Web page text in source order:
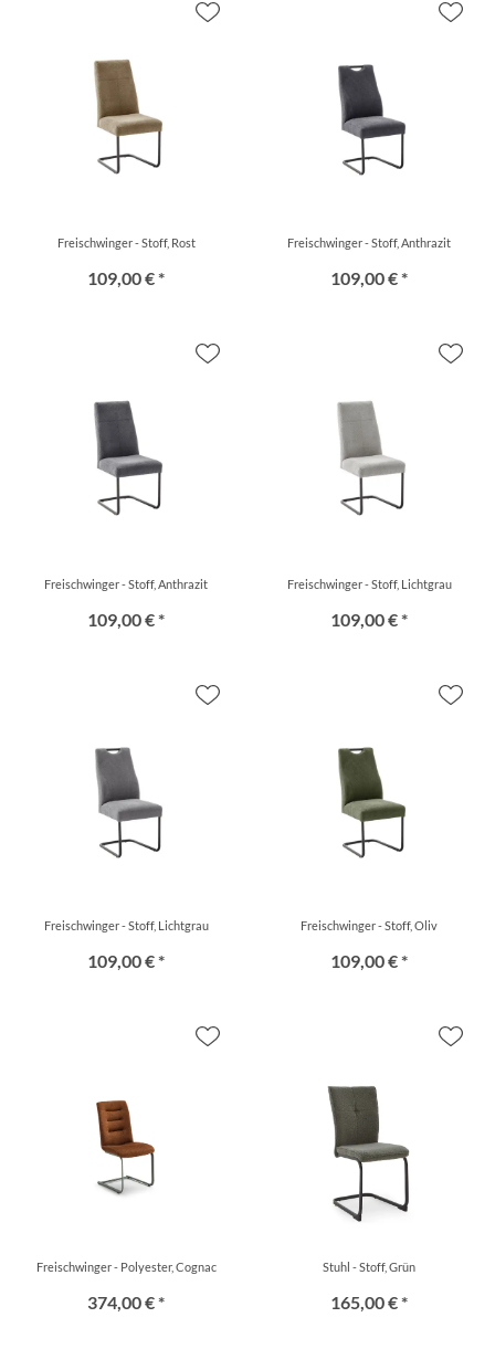
Freischwinger - Stoff, Rost
109,00 € *
Freischwinger - Stoff, Anthrazit
109,00 € *
Freischwinger - Stoff, Anthrazit
109,00 € *
Freischwinger - Stoff, Lichtgrau
109,00 € *
Freischwinger - Stoff, Lichtgrau
109,00 € *
Freischwinger - Stoff, Oliv
109,00 € *
Freischwinger - Polyester, Cognac
374,00 € *
Stuhl - Stoff, Grün
165,00 € *